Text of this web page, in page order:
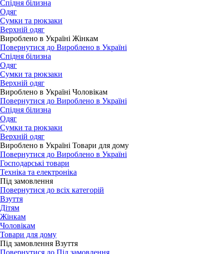
Спідня білизна
Одяг
Сумки та рюкзаки
Верхній одяг
Вироблено в Україні Жінкам
Повернутися до Вироблено в Україні
Спідня білизна
Одяг
Сумки та рюкзаки
Верхній одяг
Вироблено в Україні Чоловікам
Повернутися до Вироблено в Україні
Спідня білизна
Одяг
Сумки та рюкзаки
Верхній одяг
Вироблено в Україні Товари для дому
Повернутися до Вироблено в Україні
Господарські товари
Техніка та електроніка
Під замовлення
Повернутися до всіх категорій
Взуття
Дітям
Жінкам
Чоловікам
Товари для дому
Під замовлення Взуття
Повернутися до Під замовлення